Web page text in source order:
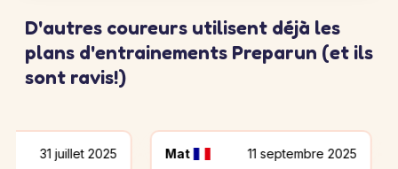
D'autres coureurs utilisent déjà les
plans d'entrainements Preparun (et ils
sont ravis!)
juillet 2025
Mat
11 septembre 2025
eric